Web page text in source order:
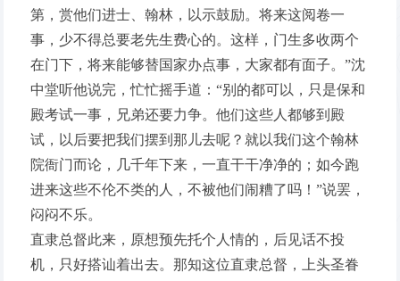
第，赏他们进士、翰林，以示鼓励。将来这阅卷一
事，少不得总要老先生费心的。这样，门生多收两个
在门下，将来能够替国家办点事，大家都有面子。”沈
中堂听他说完，忙忙摇手道：“别的都可以，只是保和
殿考试一事，兄弟还要力争。他们这些人都够到殿
试，以后要把我们摆到那儿去呢？就以我们这个翰林
院衙门而论，几千年下来，一直干干净净的；如今跑
进来这些不伦不类的人，不被他们闹糟了吗！”说罢，
闷闷不乐。
直隶总督此来，原想预先托个人情的，后见话不投
机，只好搭讪着出去。那知这位直隶总督，上头圣眷